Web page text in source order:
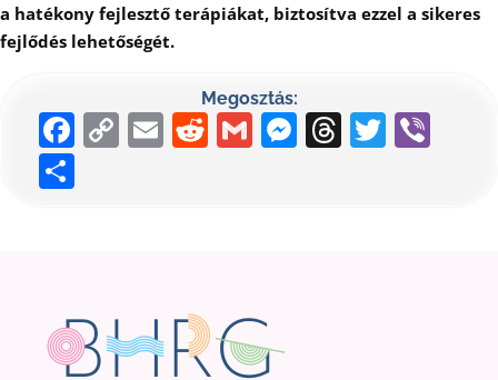
a hatékony fejlesztő terápiákat, biztosítva ezzel a sikeres
fejlődés lehetőségét.
Megosztás:
Facebook
CopyEmailReddit
GmailMessenger
Threads